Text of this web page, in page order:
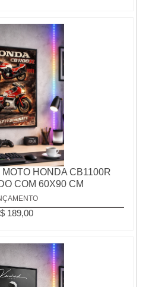
HONDA CB1100R
COM 60X90 CM
189,00